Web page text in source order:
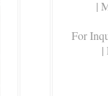
|
For
|